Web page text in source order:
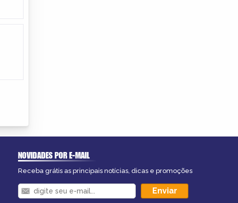
NOVIDADES POR E-MAIL
Receba grátis as principais notícias, dicas e promoções